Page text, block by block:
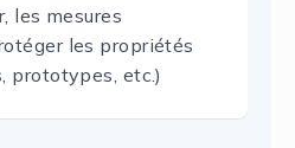
les mesures
les propriétés
prototypes, etc.)